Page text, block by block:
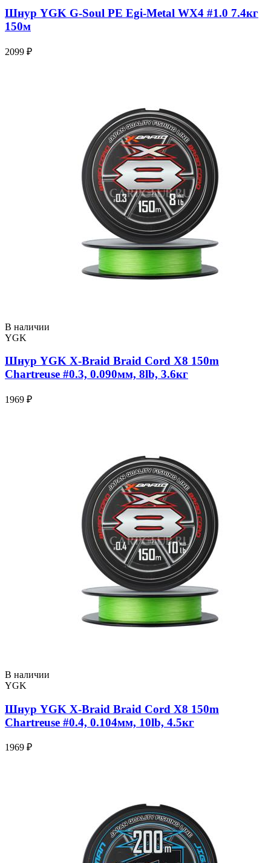
Шнур YGK G-Soul PE Egi-Metal WX4 #1.0 7.4кг
150м
2099 ₽
В наличии
YGK
Шнур YGK X-Braid Braid Cord X8 150m
Chartreuse #0.3, 0.090мм, 8lb, 3.6кг
1969 ₽
В наличии
YGK
Шнур YGK X-Braid Braid Cord X8 150m
Chartreuse #0.4, 0.104мм, 10lb, 4.5кг
1969 ₽